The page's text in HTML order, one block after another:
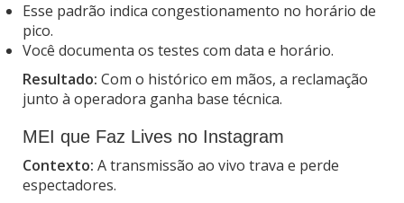
Esse padrão indica congestionamento no horário de
pico.
Você documenta os testes com data e horário.
Resultado: Com o histórico em mãos, a reclamação
junto à operadora ganha base técnica.
MEI que Faz Lives no Instagram
Contexto: A transmissão ao vivo trava e perde
espectadores.